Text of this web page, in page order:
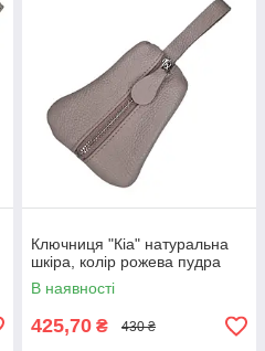
Ключниця "Кіа" натуральна
шкіра, колір рожева пудра
В наявності
425,70 ₴ 430 ₴